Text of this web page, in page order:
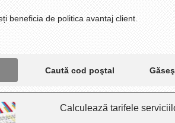
beneficia de politica avantaj client.
Caută cod poştal
Calculează tarifele